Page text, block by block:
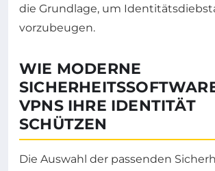
die Grundlage, um
vorzubeugen.
WIE MODERNE
VPNS IHRE IDENTITÄT
SCHÜTZEN
Die Auswahl der passenden